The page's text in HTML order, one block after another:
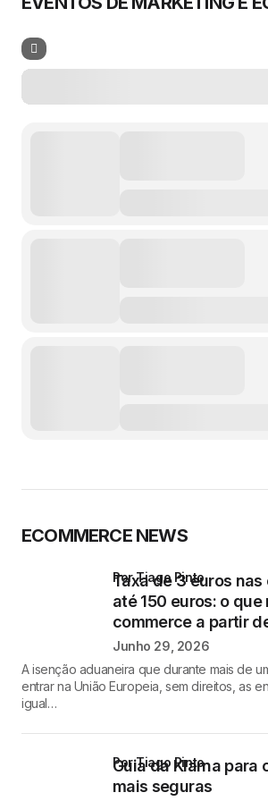
ECOMMERCE NEWS
Taxa de 3 euros
até 150 euros: o
commerce a partir
por Tiago Pinto
Junho 29, 2026
A isenção aduaneira que durante mais de
entrar na União Europeia, sem direitos, as
igual…
Guia da Klarna para
mais seguras
por Tiago Pinto